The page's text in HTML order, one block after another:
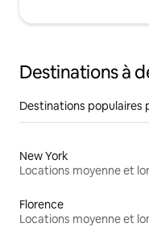
Destinations à
Destinations populaires
New York
Florence